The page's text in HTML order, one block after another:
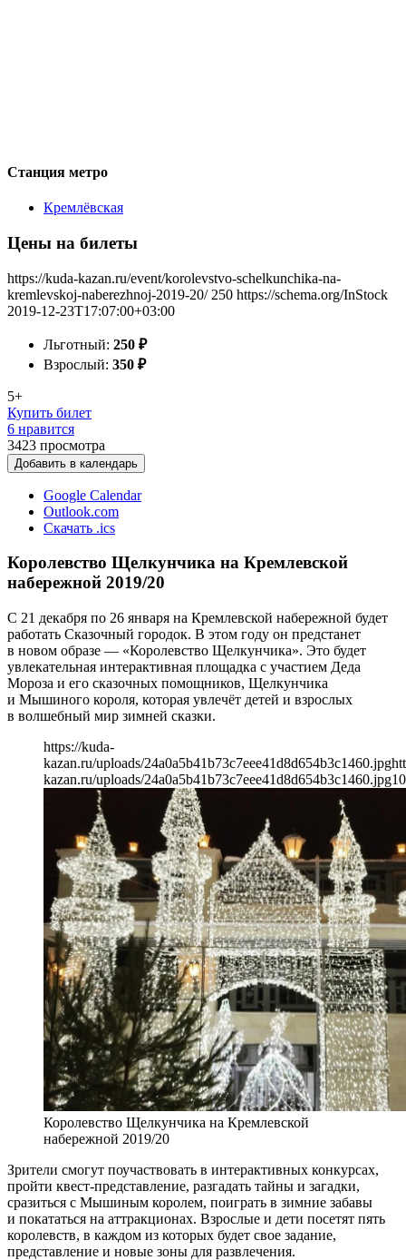
Станция метро
Кремлёвская
Цены на билеты
https://kuda-kazan.ru/event/korolevstvo-schelkunchika-na-
kremlevskoj-naberezhnoj-2019-20/ 250 https://schema.org/InStock
2019-12-23T17:07:00+03:00
Льготный: 250 ₽
Взрослый: 350 ₽
5+
Купить билет
6 нравится
3423 просмотра
Добавить в календарь
Google Calendar
Outlook.com
Скачать .ics
Королевство Щелкунчика на Кремлевской
набережной 2019/20
С 21 декабря по 26 января на Кремлевской набережной будет
работать Сказочный городок. В этом году он предстанет
в новом образе — «Королевство Щелкунчика». Это будет
увлекательная интерактивная площадка с участием Деда
Мороза и его сказочных помощников, Щелкунчика
и Мышиного короля, которая увлечёт детей и взрослых
в волшебный мир зимней сказки.
https://kuda-
kazan.ru/uploads/24a0a5b41b73c7eee41d8d654b3c1460.jpg
kazan.ru/uploads/24a0a5b41b73c7eee41d8d654b3c1460.jpg
Королевство Щелкунчика на Кремлевской
набережной 2019/20
Зрители смогут поучаствовать в интерактивных конкурсах,
пройти квест-представление, разгадать тайны и загадки,
сразиться с Мышиным королем, поиграть в зимние забавы
и покататься на аттракционах. Взрослые и дети посетят пять
королевств, в каждом из которых будет свое задание,
представление и новые зоны для развлечения.